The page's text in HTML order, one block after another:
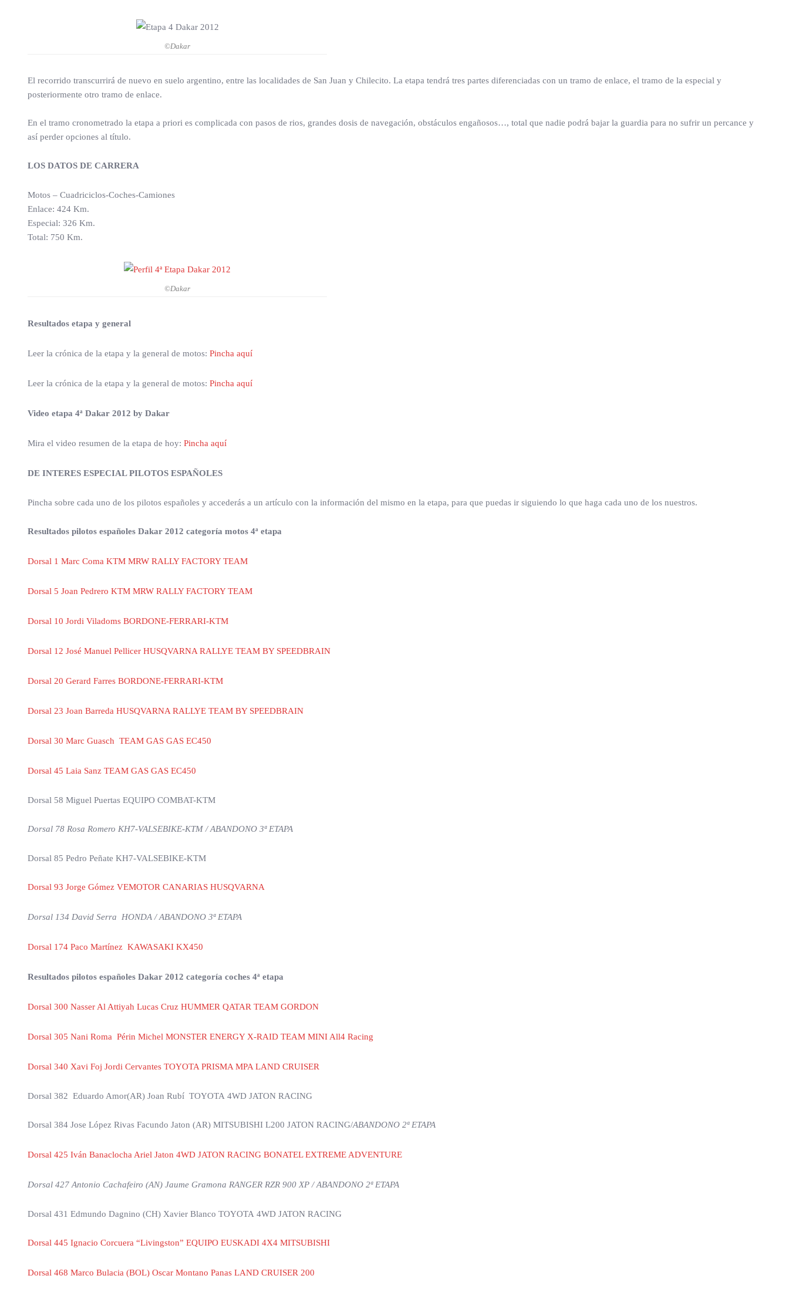
©Dakar
El recorrido transcurrirá de nuevo en suelo argentino, entre las localidades de San Juan y Chilecito. La etapa tendrá tres partes diferenciadas con un tramo de enlace, el tramo de la especial y
posteriormente otro tramo de enlace.
En el tramo cronometrado la etapa a priori es complicada con pasos de rios, grandes dosis de navegación, obstáculos engañosos…, total que nadie podrá bajar la guardia para no sufrir un percance y
así perder opciones al título.
LOS DATOS DE CARRERA
Motos – Cuadriciclos-Coches-Camiones
Enlace: 424 Km.
Especial: 326 Km.
Total: 750 Km.
©Dakar
Resultados etapa y general
Leer la crónica de la etapa y la general de motos: Pincha aquí
Leer la crónica de la etapa y la general de motos: Pincha aquí
Video etapa 4ª Dakar 2012 by Dakar
Mira el video resumen de la etapa de hoy: Pincha aquí
DE INTERES ESPECIAL PILOTOS ESPAÑOLES
Pincha sobre cada uno de los pilotos españoles y accederás a un artículo con la información del mismo en la etapa, para que puedas ir siguiendo lo que haga cada uno de los nuestros.
Resultados pilotos españoles Dakar 2012 categoría motos 4ª etapa
Dorsal 1 Marc Coma KTM MRW RALLY FACTORY TEAM
Dorsal 5 Joan Pedrero KTM MRW RALLY FACTORY TEAM
Dorsal 10 Jordi Viladoms BORDONE-FERRARI-KTM
Dorsal 12 José Manuel Pellicer HUSQVARNA RALLYE TEAM BY SPEEDBRAIN
Dorsal 20 Gerard Farres BORDONE-FERRARI-KTM
Dorsal 23 Joan Barreda HUSQVARNA RALLYE TEAM BY SPEEDBRAIN
Dorsal 30 Marc Guasch TEAM GAS GAS EC450
Dorsal 45 Laia Sanz TEAM GAS GAS EC450
Dorsal 58 Miguel Puertas EQUIPO COMBAT-KTM
Dorsal 78 Rosa Romero KH7-VALSEBIKE-KTM / ABANDONO 3ª ETAPA
Dorsal 85 Pedro Peñate KH7-VALSEBIKE-KTM
Dorsal 93 Jorge Gómez VEMOTOR CANARIAS HUSQVARNA
Dorsal 134 David Serra HONDA / ABANDONO 3ª ETAPA
Dorsal 174 Paco Martínez KAWASAKI KX450
Resultados pilotos españoles Dakar 2012 categoría coches 4ª etapa
Dorsal 300 Nasser Al Attiyah Lucas Cruz HUMMER QATAR TEAM GORDON
Dorsal 305 Nani Roma Périn Michel MONSTER ENERGY X-RAID TEAM MINI All4 Racing
Dorsal 340 Xavi Foj Jordi Cervantes TOYOTA PRISMA MPA LAND CRUISER
Dorsal 382 Eduardo Amor(AR) Joan Rubí TOYOTA 4WD JATON RACING
Dorsal 384 Jose López Rivas Facundo Jaton (AR) MITSUBISHI L200 JATON RACING/ABANDONO 2ª ETAPA
Dorsal 425 Iván Banaclocha Ariel Jaton 4WD JATON RACING BONATEL EXTREME ADVENTURE
Dorsal 427 Antonio Cachafeiro (AN) Jaume Gramona RANGER RZR 900 XP / ABANDONO 2ª ETAPA
Dorsal 431 Edmundo Dagnino (CH) Xavier Blanco TOYOTA 4WD JATON RACING
Dorsal 445 Ignacio Corcuera “Livingston” EQUIPO EUSKADI 4X4 MITSUBISHI
Dorsal 468 Marco Bulacia (BOL) Oscar Montano Panas LAND CRUISER 200